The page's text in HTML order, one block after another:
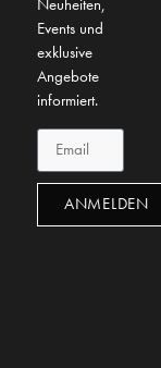
Neuheiten,
Events und
exklusive
Angebote
informiert.
ANMELDEN